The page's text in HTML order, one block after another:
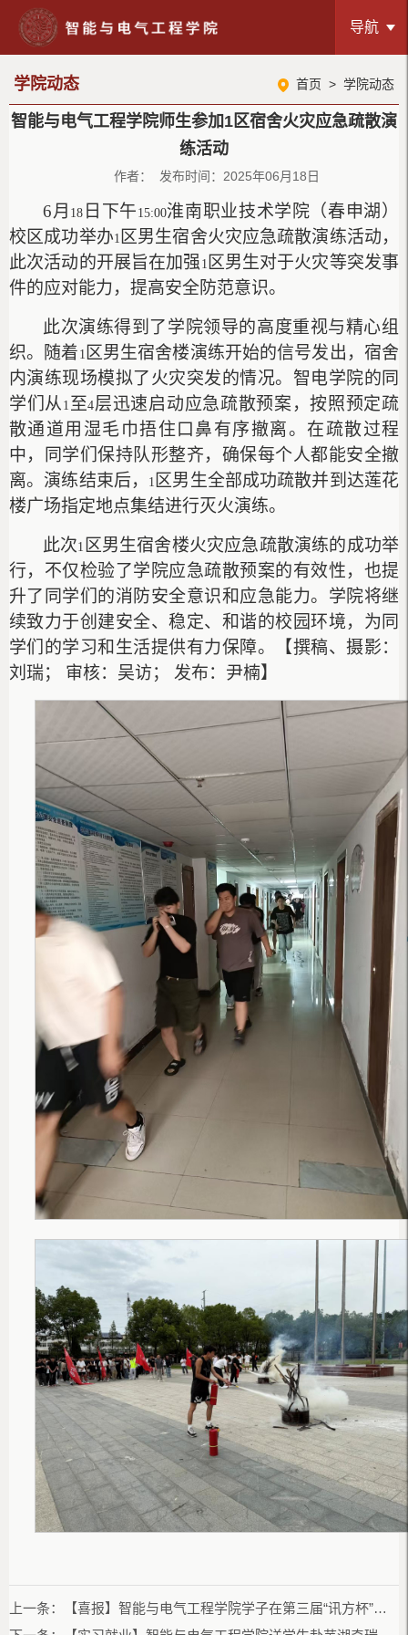
导航
学院动态 首页 > 学院动态
智能与电气工程学院师生参加1区宿舍火灾应急疏散演
练活动
作者： 发布时间：2025年06月18日
6月 18 日下午 15:00淮南职业技术学院（春申湖）
校区成功举办1 区男生宿舍火灾应急疏散演练活动，
此次活动的开展旨在加强 1 区男生对于火灾等突发事
件的应对能力，提高安全防范意识。
此次演练得到了学院领导的高度重视与精心组
织。随着 1 区男生宿舍楼演练开始的信号发出，宿舍
内演练现场模拟了火灾突发的情况。智电学院的同
学们从 1 至4层迅速启动应急疏散预案，按照预定疏
散通道用湿毛巾捂住口鼻有序撤离。在疏散过程
中，同学们保持队形整齐，确保每个人都能安全撤
离。演练结束后，
1 区男生全部成功疏散并到达莲花
楼广场指定地点集结进行灭火演练。
此次1 区男生宿舍楼火灾应急疏散演练的成功举
行，不仅检验了学院应急疏散预案的有效性，也提
升了同学们的消防安全意识和应急能力。学院将继
续致力于创建安全、稳定、和谐的校园环境，为同
学们的学习和生活提供有力保障。【撰稿、摄影：
刘瑞； 审核：吴访； 发布：尹楠】
上一条：
【喜报】智能与电气工程学院学子在第三届“讯方杯”工业软件赛项全国总决赛中喜获三等奖